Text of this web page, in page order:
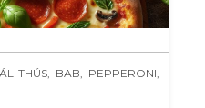
THÚS, BAB, PEPPERONI,